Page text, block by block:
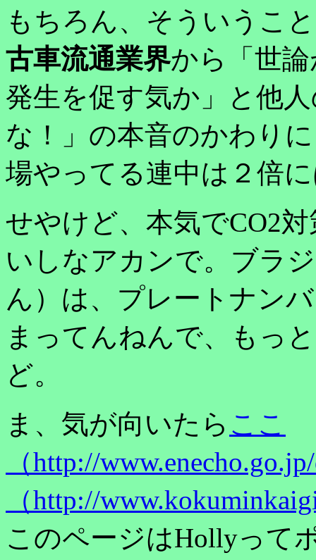
もちろん、そういうこ
古車流通業界から「世
発生を促す気か」と他
な！」の本音のかわり
場やってる連中は２倍
せやけど、本気でCO2
いしなアカンで。ブラ
ん）は、プレートナン
まってんねんで、もっ
ど。
ま、気が向いたら ここ
（http://
（http://
このページはHollyって